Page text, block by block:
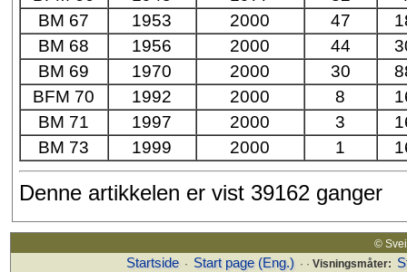
BM 67
1953 2000 47
BM 68
1956 2000 44
BM 69
1970 2000 30
BFM 70
1992 2000 8
BM 71
1997 2000 3
BM 73
1999 2000 1
Denne artikkelen er vist 39162 ganger
©
Startside · Start page (Eng.) · · Visningsmåter: